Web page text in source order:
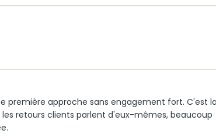
première approche sans engagement fort. C'est la
retours clients parlent d'eux-mêmes, beaucoup